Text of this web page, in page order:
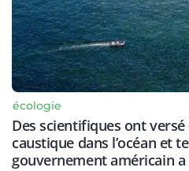
écologie
Des scientifiques ont
caustique dans l’océan et
gouvernement américain